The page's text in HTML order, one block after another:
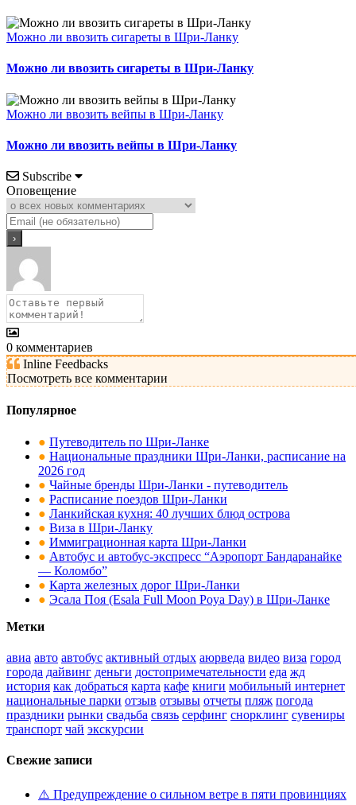
Можно ли ввозить сигареты в Шри-Ланку
Можно ли ввозить сигареты в Шри-Ланку
Можно ли ввозить вейпы в Шри-Ланку
Можно ли ввозить вейпы в Шри-Ланку
Subscribe
Оповещение
0 комментариев
Inline Feedbacks
Посмотреть все комментарии
Популярное
● Путеводитель по Шри-Ланке
● Национальные праздники Шри-Ланки, расписание на
2026 год
● Чайные бренды Шри-Ланки - путеводитель
● Расписание поездов Шри-Ланки
● Ланкийская кухня: 40 лучших блюд острова
● Виза в Шри-Ланку
● Иммиграционная карта Шри-Ланки
● Автобус и автобус-экспресс “Аэропорт Бандаранайке
— Коломбо”
● Карта железных дорог Шри-Ланки
● Эсала Поя (Esala Full Moon Poya Day) в Шри-Ланке
Метки
авиа авто автобус активный отдых аюрведа видео виза город
города дайвинг деньги достопримечательности еда жд
история как добраться карта кафе книги мобильный интернет
национальные парки отзыв отзывы отчеты пляж погода
праздники рынки свадьба связь серфинг снорклинг сувениры
транспорт чай экскурсии
Свежие записи
⚠️ Предупреждение о сильном ветре в пяти провинциях